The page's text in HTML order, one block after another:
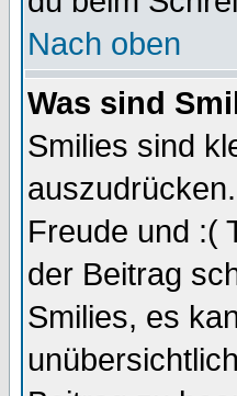
Nach oben
Was sind
Smilies sind
Freude und :(
der Beitrag
Smilies, es